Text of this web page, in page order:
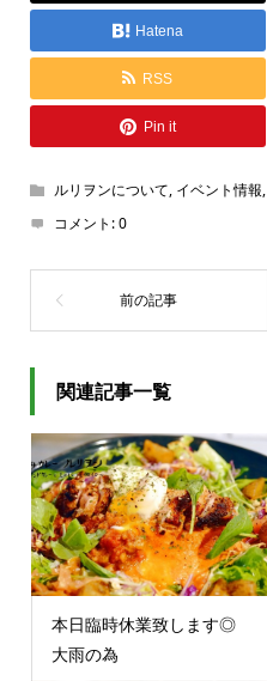
Hatena
RSS
Pin it
ルリヲンについて, イベント情報,
コメント:0
関連記事一覧
本日臨時休業致します◎
大雨の為